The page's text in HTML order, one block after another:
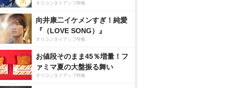
オリコンタイアップ特集
向井康二イケメンすぎ！純愛
『（LOVE SONG）』
オリコンタイアップ特集
お値段そのまま45％増量！フ
ァミマ夏の大盤振る舞い
オリコンタイアップ特集